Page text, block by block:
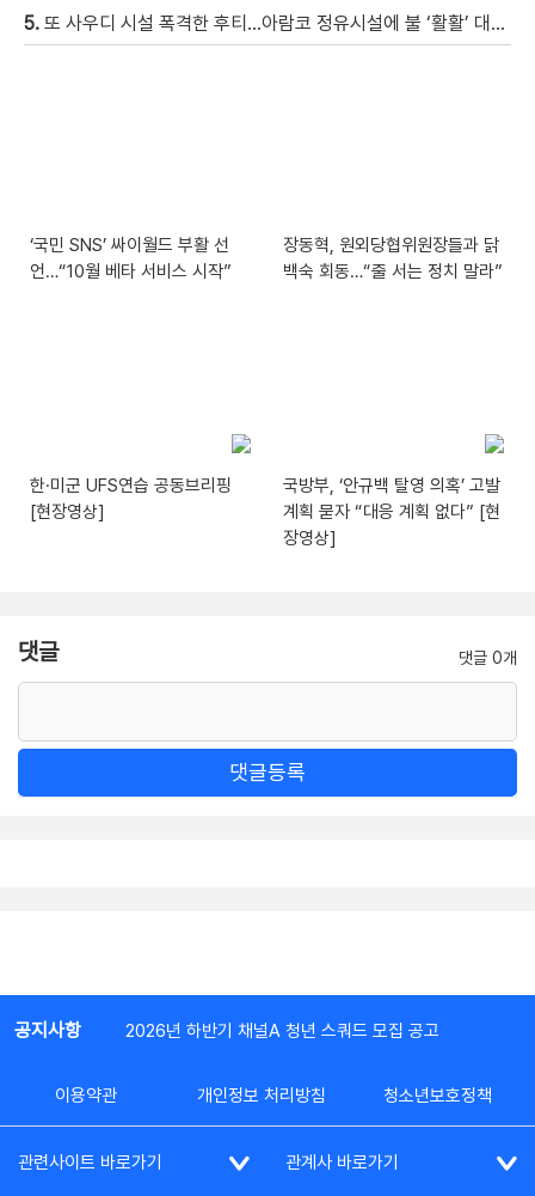
5. 또 사우디 시설 폭격한 후티…아람코 정유시설에 불 ‘활활’ 대규모 폭발 일어날 뻔 [현장영상]
‘국민 SNS’ 싸이월드 부활 선
언…“10월 베타 서비스 시작”
장동혁, 원외당협위원장들과 닭
백숙 회동…“줄 서는 정치 말라”
한·미군 UFS연습 공동브리핑
[현장영상]
국방부, ‘안규백 탈영 의혹’ 고발
계획 묻자 “대응 계획 없다” [현
장영상]
댓글 댓글 0개
댓글등록
공지사항 2026년 하반기 채널A 청년 스쿼드 모집 공고
이용약관 개인정보 처리방침 청소년보호정책
관련사이트 바로가기 관계사 바로가기